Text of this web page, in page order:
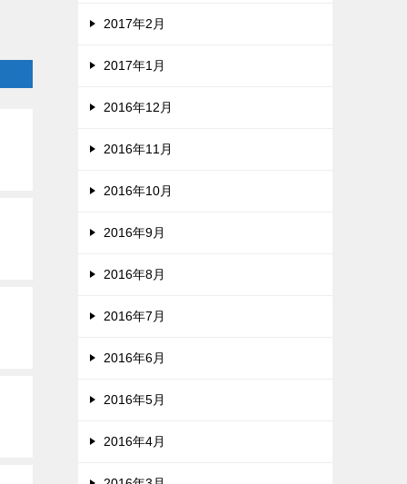
2017年2月
2017年1月
2016年12月
2016年11月
2016年10月
2016年9月
2016年8月
2016年7月
2016年6月
2016年5月
2016年4月